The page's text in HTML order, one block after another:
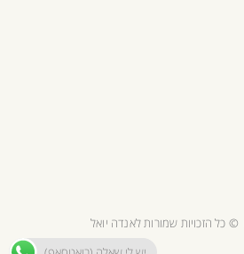
© כל הזכויות שמורות לאנדה יואל